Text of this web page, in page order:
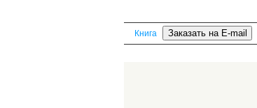
Книга